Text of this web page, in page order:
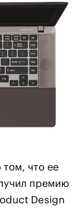
что ее
премию
Design